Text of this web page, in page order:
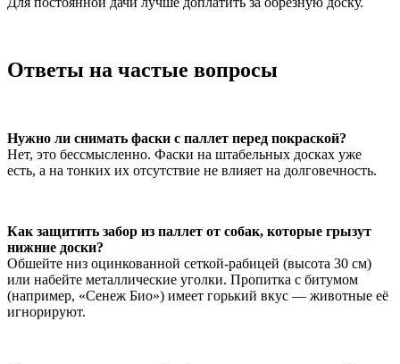
Ответы на частые вопросы
Нужно ли снимать фаски с паллет перед покраской?
Нет, это бессмысленно. Фаски на штабельных досках уже
есть, а на тонких их отсутствие не влияет на долговечность.
Как защитить забор из паллет от собак, которые грызут
нижние доски?
Обшейте низ оцинкованной сеткой-рабицей (высота 30 см)
или набейте металлические уголки. Пропитка с битумом
(например, «Сенеж Био») имеет горький вкус — животные её
игнорируют.